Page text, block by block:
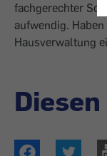
fachgerechter
aufwendig.
Hausverwaltung